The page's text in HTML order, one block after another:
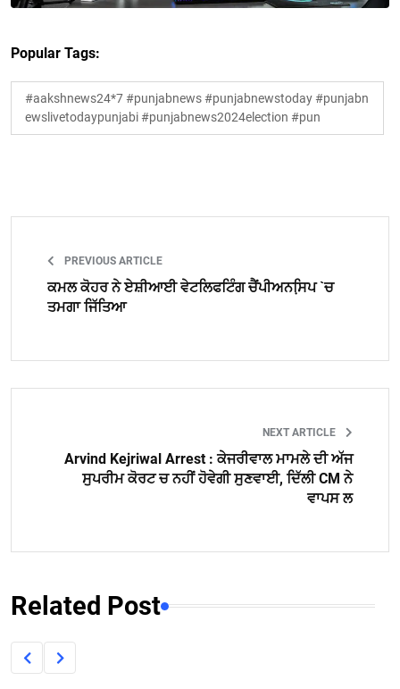
Popular Tags:
#aakshnews24*7 #punjabnews #punjabnewstoday #punjabn
ewslivetodaypunjabi #punjabnews2024election #pun
PREVIOUS ARTICLE
ਕਮਲ ਕੋਹਰ ਨੇ ਏਸ਼ੀਆਈ ਵੇਟਲਿਫਟਿੰਗ ਚੈਂਪੀਅਨਸਿ਼ਪ `ਚ
ਤਮਗਾ ਜਿੱਤਿਆ
NEXT ARTICLE
Arvind Kejriwal Arrest : ਕੇਜਰੀਵਾਲ ਮਾਮਲੇ ਦੀ ਅੱਜ
ਸੁਪਰੀਮ ਕੋਰਟ ਚ ਨਹੀਂ ਹੋਵੇਗੀ ਸੁਣਵਾਈ, ਦਿੱਲੀ CM ਨੇ
ਵਾਪਸ ਲ
Related Post